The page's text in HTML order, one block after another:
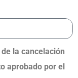
la cancelación
aprobado por el